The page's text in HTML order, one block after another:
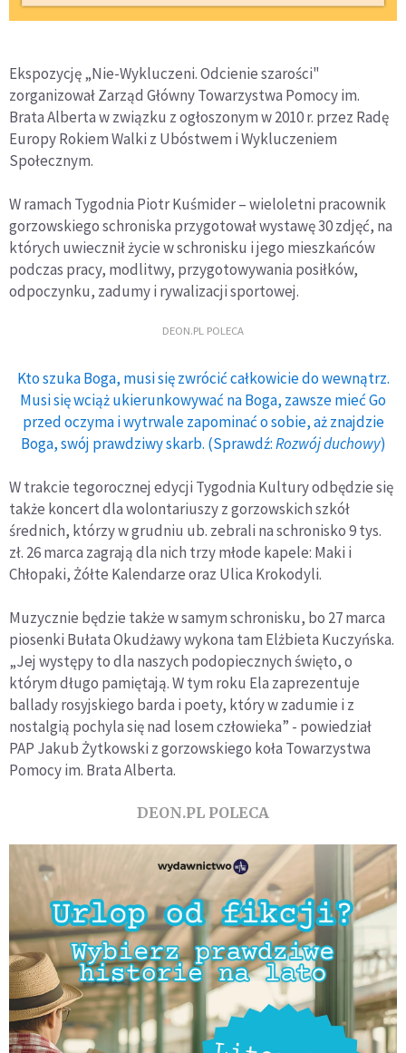
Ekspozycję „Nie-Wykluczeni. Odcienie szarości"
zorganizował Zarząd Główny Towarzystwa Pomocy im.
Brata Alberta w związku z ogłoszonym w 2010 r. przez Radę
Europy Rokiem Walki z Ubóstwem i Wykluczeniem
Społecznym.
W ramach Tygodnia Piotr Kuśmider – wieloletni pracownik
gorzowskiego schroniska przygotował wystawę 30 zdjęć, na
których uwiecznił życie w schronisku i jego mieszkańców
podczas pracy, modlitwy, przygotowywania posiłków,
odpoczynku, zadumy i rywalizacji sportowej.
DEON.PL POLECA
Kto szuka Boga, musi się zwrócić całkowicie do wewnątrz.
Musi się wciąż ukierunkowywać na Boga, zawsze mieć Go
przed oczyma i wytrwale zapominać o sobie, aż znajdzie
Boga, swój prawdziwy skarb. (Sprawdź:Rozwój duchowy)
W trakcie tegorocznej edycji Tygodnia Kultury odbędzie się
także koncert dla wolontariuszy z gorzowskich szkół
średnich, którzy w grudniu ub. zebrali na schronisko 9 tys.
zł. 26 marca zagrają dla nich trzy młode kapele: Maki i
Chłopaki, Żółte Kalendarze oraz Ulica Krokodyli.
Muzycznie będzie także w samym schronisku, bo 27 marca
piosenki Bułata Okudżawy wykona tam Elżbieta Kuczyńska.
„Jej występy to dla naszych podopiecznych święto, o
którym długo pamiętają. W tym roku Ela zaprezentuje
ballady rosyjskiego barda i poety, który w zadumie i z
nostalgią pochyla się nad losem człowieka” - powiedział
PAP Jakub Żytkowski z gorzowskiego koła Towarzystwa
Pomocy im. Brata Alberta.
DEON.PL POLECA